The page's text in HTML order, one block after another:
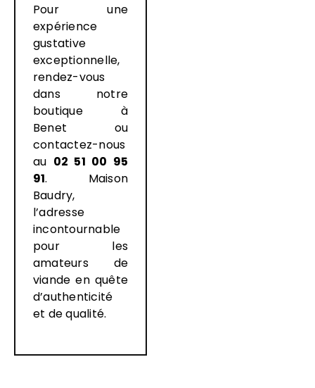
Pour une
expérience
gustative
exceptionnelle,
rendez-vous
dans notre
boutique à
Benet ou
contactez-nous
au 02 51 00 95
91. Maison
Baudry,
l’adresse
incontournable
pour les
amateurs de
viande en quête
d’authenticité
et de qualité.